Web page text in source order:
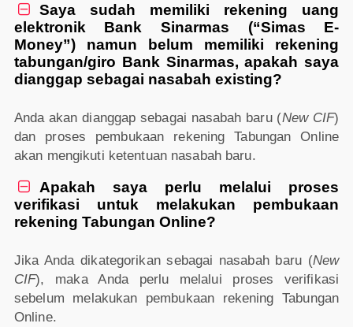

Saya sudah memiliki rekening uang
elektronik Bank Sinarmas (“Simas E-
Money”) namun belum memiliki rekening
tabungan/giro Bank Sinarmas, apakah saya
dianggap sebagai nasabah existing?
Anda akan dianggap sebagai nasabah baru (New CIF)
dan proses pembukaan rekening Tabungan Online
akan mengikuti ketentuan nasabah baru.

Apakah saya perlu melalui proses
verifikasi untuk melakukan pembukaan
rekening Tabungan Online?
Jika Anda dikategorikan sebagai nasabah baru (New
CIF), maka Anda perlu melalui proses verifikasi
sebelum melakukan pembukaan rekening Tabungan
Online.